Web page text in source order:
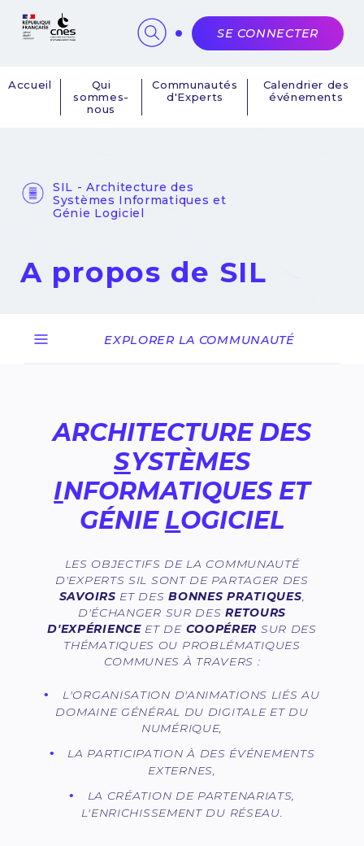
Navigation
Accueil
Qui
sommes-
nous
Communautés
d'Experts
Calendrier des
événements
SE CONNECTER
SIL - Architecture des
Systèmes Informatiques et
Génie Logiciel
A propos de SIL
EXPLORER LA COMMUNAUTÉ
ARCHITECTURE DES
SYSTÈMES
INFORMATIQUES ET
GÉNIE LOGICIEL
LES OBJECTIFS DE LA COMMUNAUTÉ
D'EXPERTS SIL SONT DE PARTAGER DES
SAVOIRS ET DESBONNES PRATIQUES
D'ÉCHANGER SUR DESRETOURS
D'EXPÉRIENCEET DE COOPÉRER SUR DES
THÉMATIQUES OU PROBLÉMATIQUES
COMMUNES À TRAVERS :
L'ORGANISATION D'ANIMATIONS LIÉS AU
DOMAINE GÉNÉRAL DU DIGITALE ET DU
NUMÉRIQUE,
LA PARTICIPATION À DES ÉVÉNEMENTS
EXTERNES,
LA CRÉATION DE PARTENARIATS,
L'ENRICHISSEMENT DU RÉSEAU.